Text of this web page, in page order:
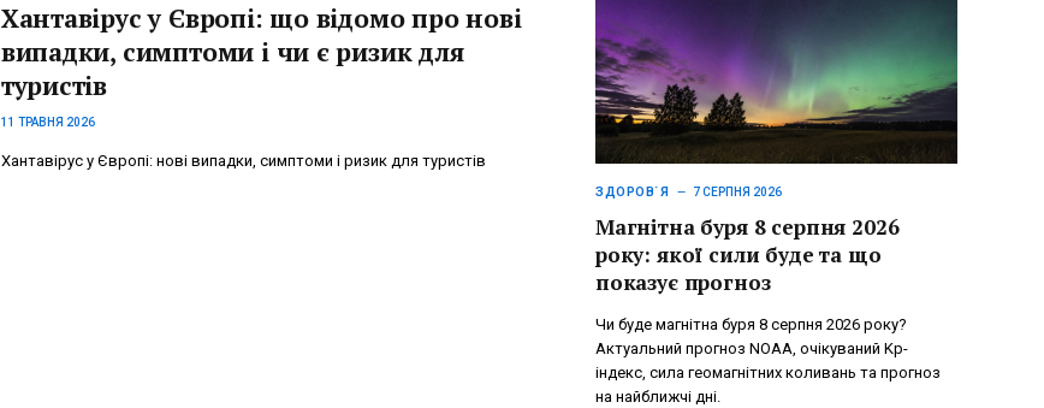
Хантавірус у Європі: що відомо про нові
випадки, симптоми і чи є ризик для
туристів
11 ТРАВНЯ 2026
Хантавірус у Європі: нові випадки, симптоми і ризик для туристів
ЗДОРОВ`Я 7 СЕРПНЯ 2026
Магнітна буря 8 серпня 2026
року: якої сили буде та що
показує прогноз
Чи буде магнітна буря 8 серпня 2026 року?
Актуальний прогноз NOAA, очікуваний Kp-
індекс, сила геомагнітних коливань та прогноз
на найближчі дні.